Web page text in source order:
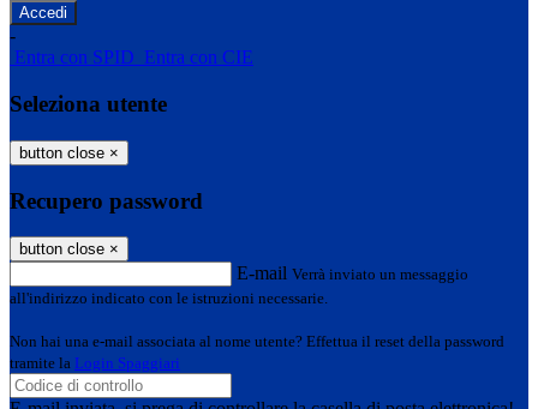
-
Entra con SPID Entra con CIE
Seleziona utente
button close ×
Recupero password
button close ×
E-mail Verrà inviato un messaggio
all'indirizzo indicato con le istruzioni necessarie.
Non hai una e-mail associata al nome utente? Effettua il reset della password
tramite la Login Spaggiari